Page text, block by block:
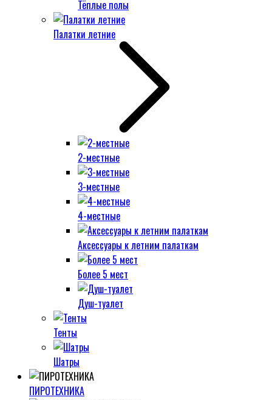
Тёплые полы
Палатки летние
2-местные
3-местные
4-местные
Аксессуары к летним палаткам
Более 5 мест
Душ-туалет
Тенты
Шатры
ПИРОТЕХНИКА